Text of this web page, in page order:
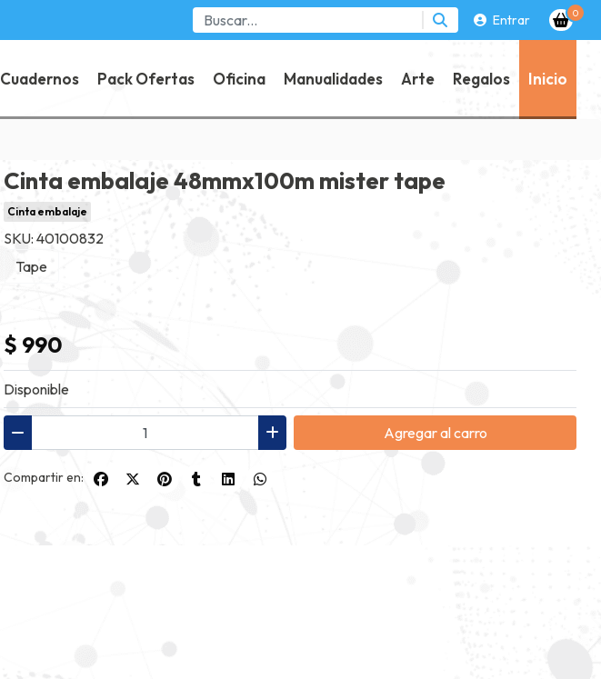
Entrar 0
Cuadernos Pack Ofertas Oficina Manualidades Arte Regalos Inicio
Cinta embalaje 48mmx100m mister tape
Cinta embalaje
SKU: 40100832
Tape
$ 990
Disponible
Agregaral carro
Compartir en: